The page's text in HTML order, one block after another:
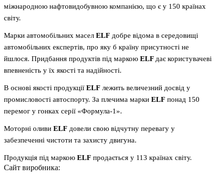
міжнародною нафтовидобувною компанією, що є у 150 країнах
світу.
Марки автомобільних масел ELF добре відома в середовищі
автомобільних експертів, про яку б країну присутності не
йшлося. Придбання продуктів під маркою ELFдає користувачеві
впевненість у їх якості та надійності.
В основі якості продукції ELF лежить величезний досвід у
промисловості автоспорту. За плечима марки ELF понад 150
перемог у гонках серії «Формула-1».
Моторні оливи ELF довели свою відчутну перевагу у
забезпеченні чистоти та захисту двигуна.
Продукція під маркою ELF продається у 113 країнах світу.
Сайт виробника: